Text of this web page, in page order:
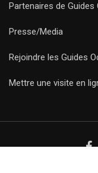
Partenaires de Guides
Presse/Media
Rejoindre les Guides
Mettre une visite en